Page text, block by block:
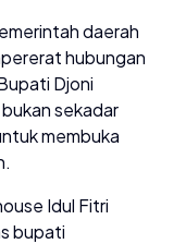
daerah
hubungan
Djoni
sekadar
membuka
Idul Fitri
bupati